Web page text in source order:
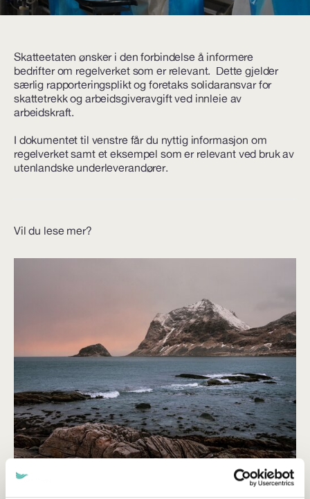
Skatteetaten ønsker i den forbindelse å informere
bedrifter om regelverket som er relevant. Dette gjelder
særlig rapporteringsplikt og foretaks solidaransvar for
skattetrekk og arbeidsgiveravgift ved innleie av
arbeidskraft.
I dokumentet til venstre får du nyttig informasjon om
regelverket samt et eksempel som er relevant ved bruk av
utenlandske underleverandører.
Vil du lese mer?